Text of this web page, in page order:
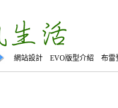
網站設計 EVO版型介紹 布雷